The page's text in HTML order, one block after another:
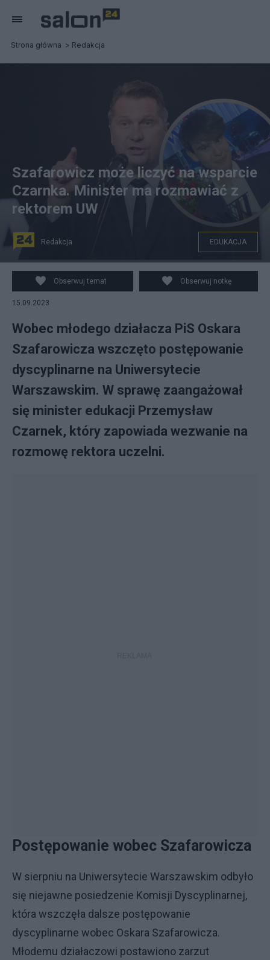
Strona główna Redakcja
Fot. PAP/Marcin Obara, Twitter/@Szafarowicz2001
Szafarowicz może liczyć na wsparcie
Czarnka. Minister ma rozmawiać z
rektorem UW
Redakcja EDUKACJA
Obserwuj temat Obserwuj notkę
15.09.2023
Wobec młodego działacza PiS Oskara
Szafarowicza wszczęto postępowanie
dyscyplinarne na Uniwersytecie
Warszawskim. W sprawę zaangażował
się minister edukacji Przemysław
Czarnek, który zapowiada wezwanie na
rozmowę rektora uczelni.
Postępowanie wobec Szafarowicza
W sierpniu na Uniwersytecie Warszawskim odbyło
się niejawne posiedzenie Komisji Dyscyplinarnej,
która wszczęła dalsze postępowanie
dyscyplinarne wobec Oskara Szafarowicza.
Młodemu działaczowi postawiono zarzut